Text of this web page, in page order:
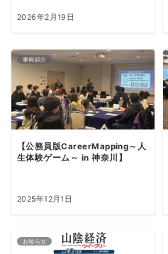
2026年2月19日
事例紹介
【公務員版CareerMapping～人
生体験ゲーム～ in 神奈川】
2025年12月1日
お知らせ